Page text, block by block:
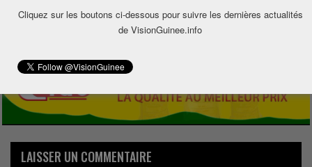
Share
LAISSER UN COMMENTAIRE
Cliquez sur les boutons ci-dessous pour suivre les dernières actualités
de VisionGuinee.info